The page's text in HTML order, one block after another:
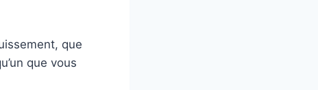
que
que vous